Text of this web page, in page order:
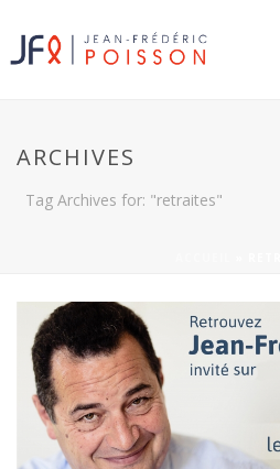
ARCHIVES
Tag Archives for: "retraites"